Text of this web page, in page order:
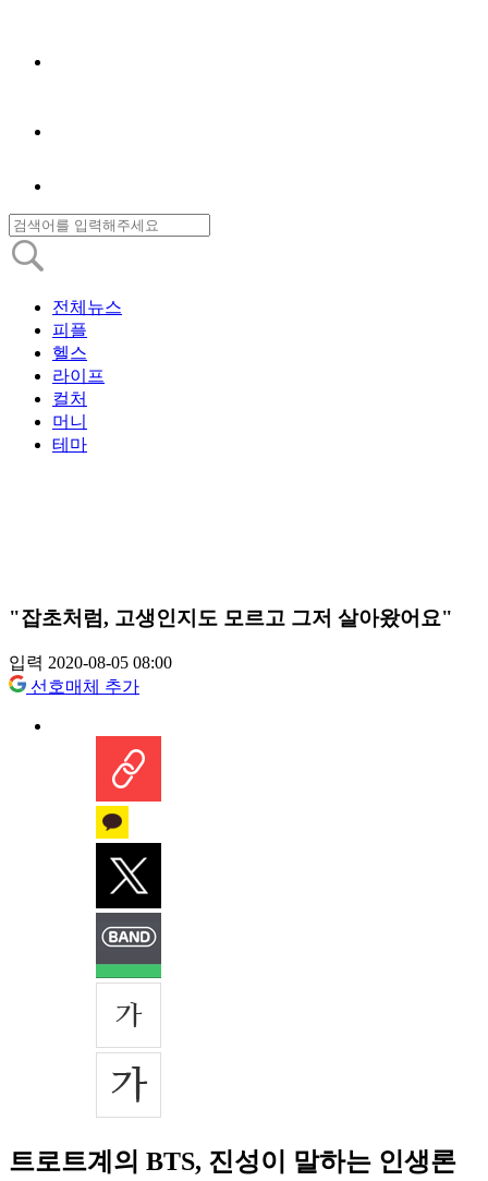
전체뉴스
피플
헬스
라이프
컬처
머니
테마
"잡초처럼, 고생인지도 모르고 그저 살아왔어요"
입력 2020-08-05 08:00
선호매체 추가
트로트계의 BTS, 진성이 말하는 인생론